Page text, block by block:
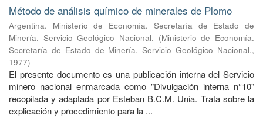
Método de análisis químico de minerales de Plomo
Argentina. Ministerio de Economía. Secretaría de Estado de
Minería. Servicio Geológico Nacional. (Ministerio de Economía.
Secretaría de Estado de Minería. Servicio Geológico Nacional.,
1977)
El presente documento es una publicación interna del Servicio
minero nacional enmarcada como "Divulgación interna n°10"
recopilada y adaptada por Esteban B.C.M. Unia. Trata sobre la
explicación y procedimiento para la ...